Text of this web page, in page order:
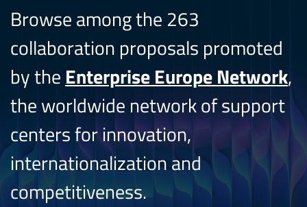
Browse among the 263
collaboration proposals promoted
by the Enterprise Europe Network,
the worldwide network of support
centers for innovation,
internationalization and
competitiveness.